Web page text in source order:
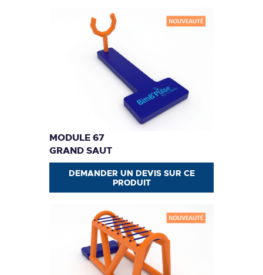
MODULE 67
GRAND SAUT
DEMANDER UN DEVIS SUR CE
PRODUIT